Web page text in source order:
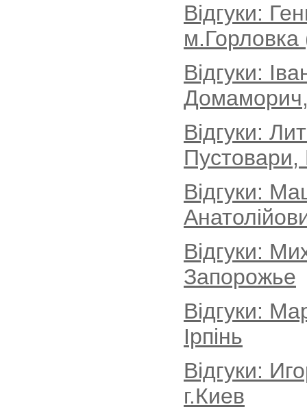
Відгуки:
Відгуки:
Домаморич,
Відгуки:
Пустовари,
Відгуки:
Відгуки:
Запорожье
Відгуки:
Ірпінь
Відгуки:
г.Киев